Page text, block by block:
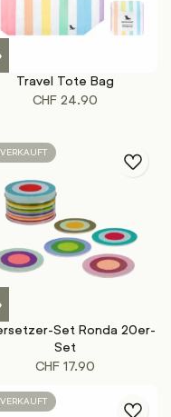
Travel Tote Bag
CHF 24.90
Set Ronda 20er-
Set
CHF 17.90